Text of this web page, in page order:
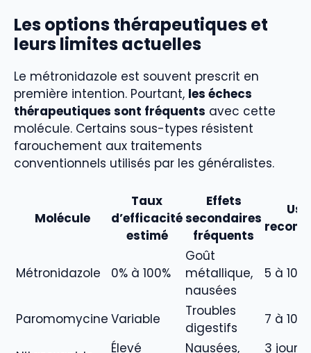
Les options thérapeutiques et
leurs limites actuelles
Le métronidazole est souvent prescrit en
première intention. Pourtant, les échecs
thérapeutiques sont fréquents avec cette
molécule. Certains sous-types résistent
farouchement aux traitements
conventionnels utilisés par les généralistes.
Molécule
Taux
d’efficacité
estimé
Effets
secondaires
fréquents
Métronidazole 0% à 100%
Goût
métallique,
nausées
5 à 10
Paromomycine Variable
Troubles
digestifs
7 à 10
Élevé
Nausées,
3 jours